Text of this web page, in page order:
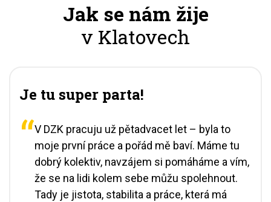
Jak se nám žije
v Klatovech
Je tu super parta!
V DZK pracuju už pětadvacet let – byla to
moje první práce a pořád mě baví. Máme tu
dobrý kolektiv, navzájem si pomáháme a vím,
že se na lidi kolem sebe můžu spolehnout.
Tady je jistota, stabilita a práce, která má